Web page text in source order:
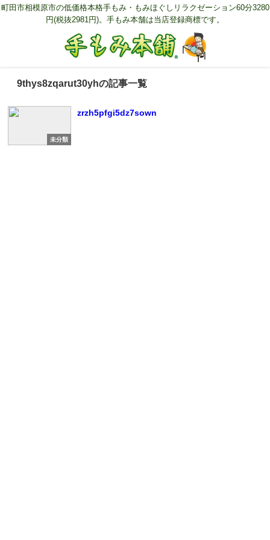
町田市相模原市の低価格本格手もみ・もみほぐしリラクゼーション60分3280
円(税抜2981円)。手もみ本舗は当店登録商標です。
9thys8zqarut30yhの記事一覧
未分類
zrzh5pfgi5dz7sown